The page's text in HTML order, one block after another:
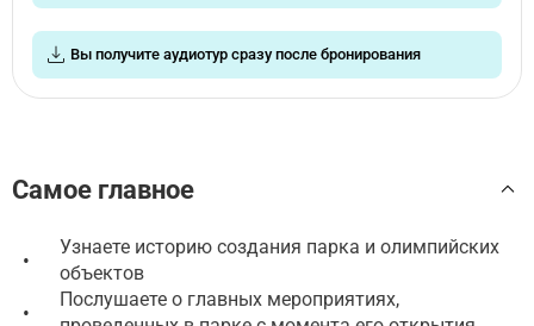
Вы получите аудиотур сразу после бронирования
Самое главное
•
Узнаете историю создания парка и олимпийских
объектов
•
Послушаете о главных мероприятиях,